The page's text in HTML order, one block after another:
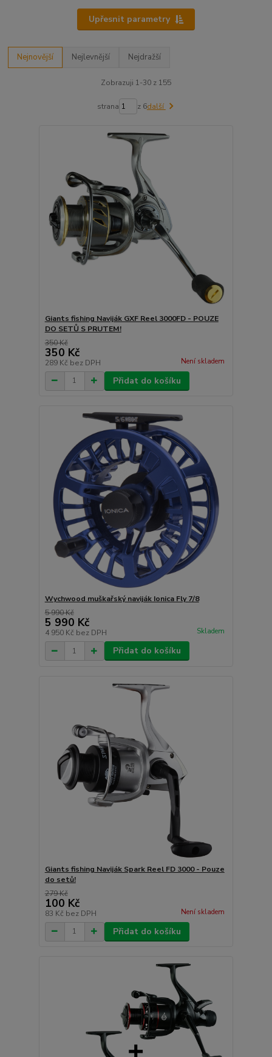
Upřesnit parametry
Nejnovější Nejlevnější Nejdražší
Zobrazuji 1-30 z 155
strana z 6další
Giants fishing Naviják GXF Reel 3000FD - POUZE
DO SETŮ S PRUTEM!
350 Kč
350 Kč
289 Kč bez DPH Není skladem
Přidat do košíku
Wychwood muškařský naviják Ionica Fly 7/8
5 990 Kč
5 990 Kč
4 950 Kč bez DPH Skladem
Přidat do košíku
Giants fishing Naviják Spark Reel FD 3000 - Pouze
do setů!
279 Kč
100 Kč
83 Kč bez DPH Není skladem
Přidat do košíku